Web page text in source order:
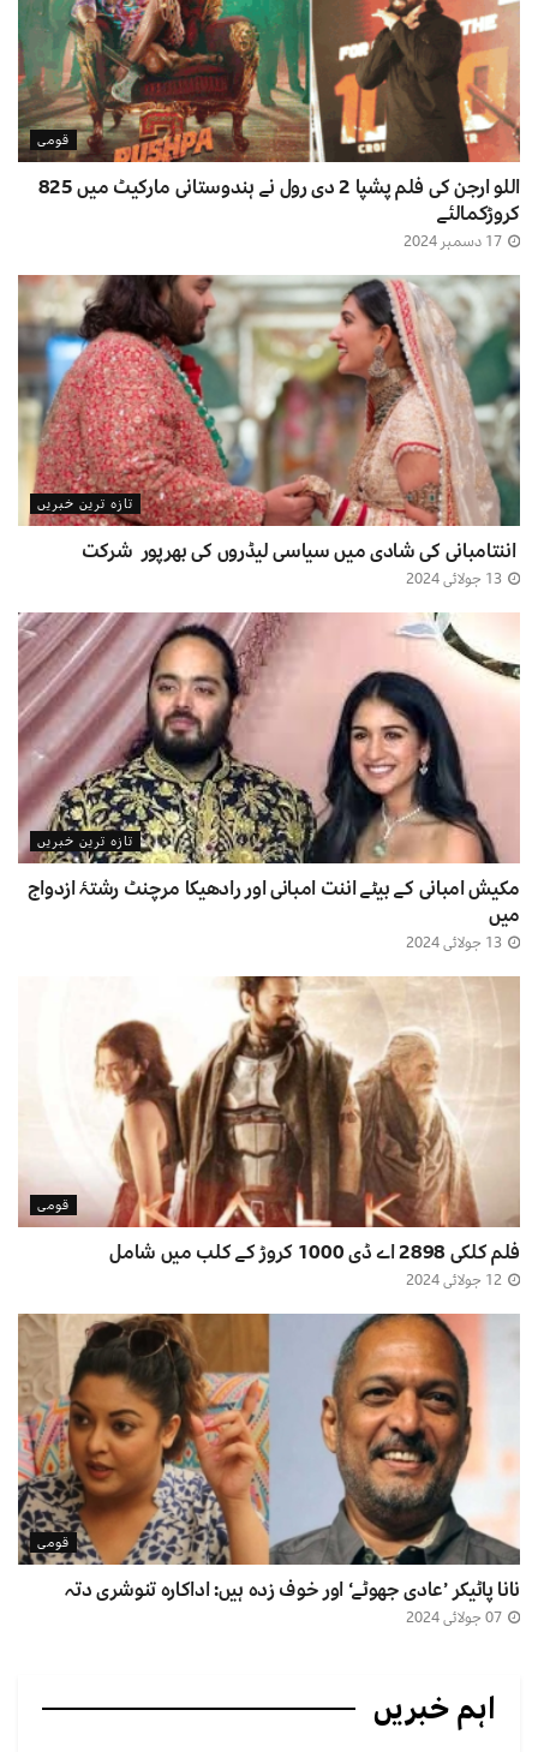
قومی
اللو ارجن کی فلم پشپا 2 دی رول نے ہندوستانی مارکیٹ میں 825
کروڑکمالئے
تازہ ترین خبریں
اننتامبانی کی شادی میں سیاسی لیڈروں کی بھرپور شرکت
تازہ ترین خبریں
مکیش امبانی کے بیٹے اننت امبانی اور رادھیکا مرچنٹ رشتۂ ازدواج
میں
قومی
فلم کلکی 2898 اے ڈی 1000 کروڑ کے کلب میں شامل
قومی
نانا پاٹیکر ’عادی جھوٹے‘ اور خوف زدہ ہیں: اداکارہ تنوشری دتہ
اہم خبریں